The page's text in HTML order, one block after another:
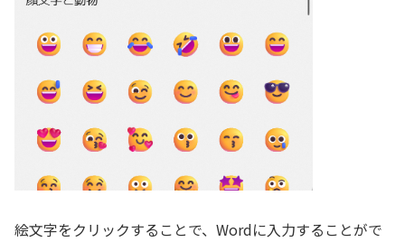
絵文字をクリックすることで、Wordに入力することがで